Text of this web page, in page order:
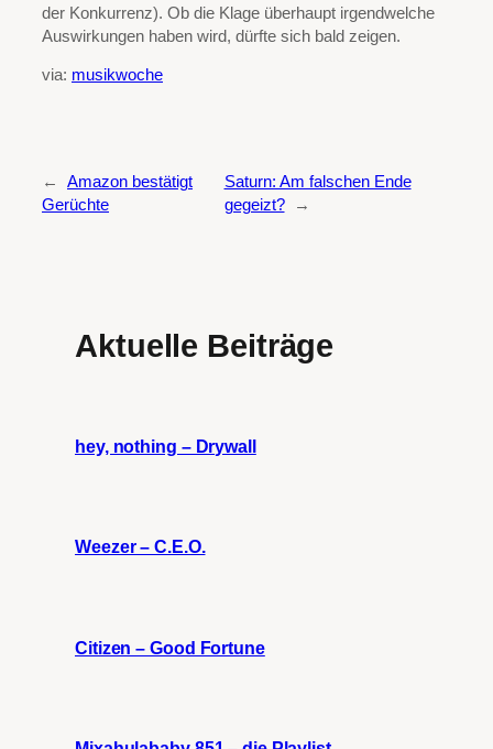
der Konkurrenz). Ob die Klage überhaupt irgendwelche
Auswirkungen haben wird, dürfte sich bald zeigen.
via: musikwoche
←
Amazon bestätigt
Gerüchte
Saturn: Am falschen Ende
gegeizt?
→
Aktuelle Beiträge
hey, nothing – Drywall
Weezer – C.E.O.
Citizen – Good Fortune